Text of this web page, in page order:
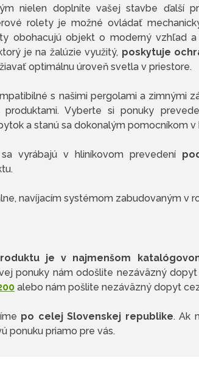
nielen doplníte vašej stavbe ďalší
rolety je možné ovládať
obohacujú objekt o moderný vzhľad a
je na žalúzie využitý, poskytuje
optimálnu úroveň svetla v priestore.
s našimi pergolami a zimnými
Vyberte si ponuky
a stanú sa dokonalým pomocníkom v
vyrábajú v hliníkovom prevedení
navíjacím systémom zabudovaným v
je v najmenšom
ponuky nám odošlite nezáväzný
alebo nám pošlite nezáväzný dopyt
po celej Slovenskej republike. Ak
ponuku priamo pre vás.